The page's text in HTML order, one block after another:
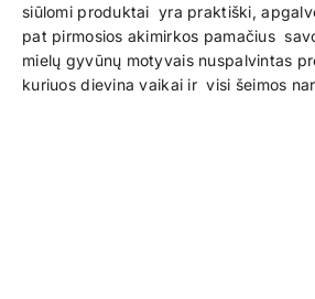
siūlomi produktai yra praktiški,
pat pirmosios akimirkos pamačius
mielų gyvūnų motyvais nuspalvintas
kuriuos dievina vaikai ir visi šeimos